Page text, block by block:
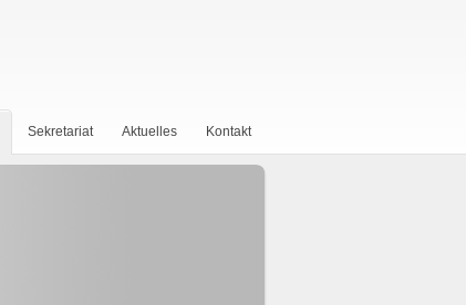
Sekretariat Aktuelles Kontakt